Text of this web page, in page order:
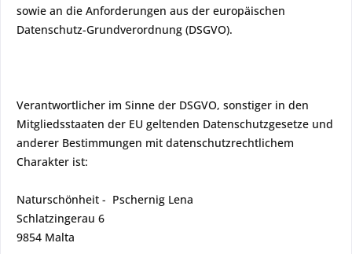
sowie an die Anforderungen aus der europäischen
Datenschutz-Grundverordnung (DSGVO).
Verantwortlicher im Sinne der DSGVO, sonstiger in den
Mitgliedsstaaten der EU geltenden Datenschutzgesetze und
anderer Bestimmungen mit datenschutzrechtlichem
Charakter ist:
Naturschönheit - Pschernig Lena
Schlatzingerau 6
9854 Malta